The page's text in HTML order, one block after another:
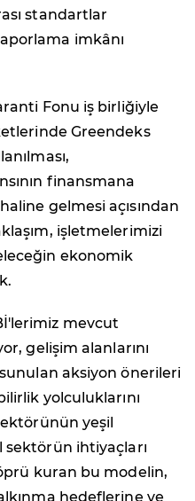
standartlar
imkânı
Fonu iş birliğiyle
Greendeks
finansmana
gelmesi açısından
işletmelerimizi
ekonomik
mevcut
gelişim alanlarını
aksiyon önerileri
yolculuklarını
yeşil
ihtiyaçları
kuran bu modelin,
hedeflerine ve